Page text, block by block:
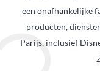
een onafhankelijke
producten,
Parijs, inclusief